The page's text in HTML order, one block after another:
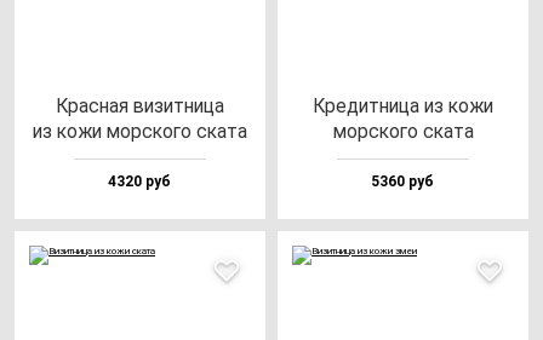
Крас­ная ви­зит­ни­ца
из ко­жи мор­ско­го ска­та
4320 руб
Кре­дит­ни­ца из ко­жи
мор­ско­го ска­та
5360 руб